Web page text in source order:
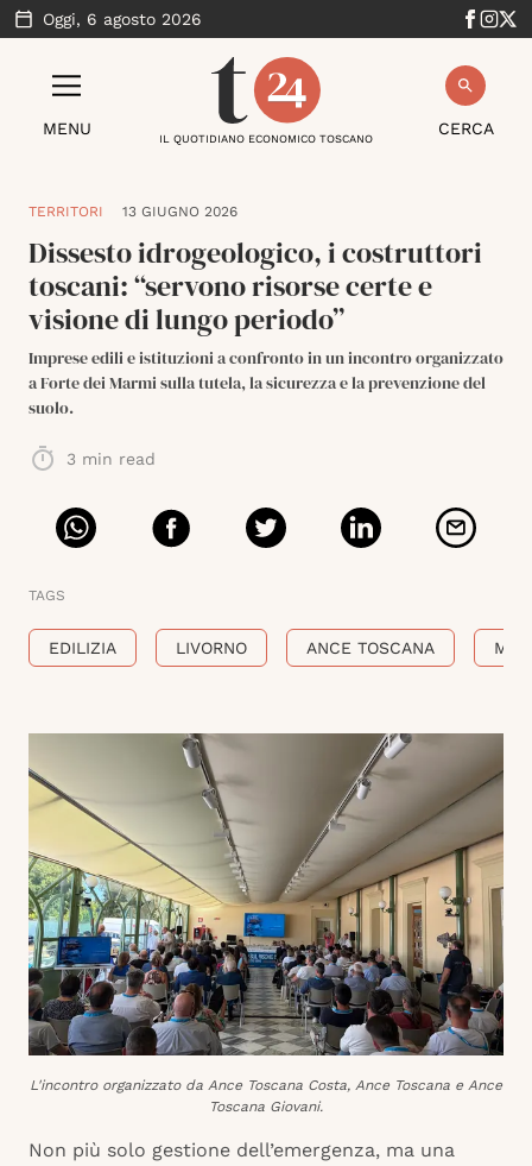
Oggi, 6 agosto 2026
MENU CERCA
IL QUOTIDIANO ECONOMICO TOSCANO
TERRITORI 13 GIUGNO 2026
Dissesto idrogeologico, i costruttori
toscani: “servono risorse certe e
visione di lungo periodo”
Imprese edili e istituzioni a confronto in un incontro organizzato
a Forte dei Marmi sulla tutela, la sicurezza e la prevenzione del
suolo.
3 min read
TAGS
EDILIZIA LIVORNO ANCE TOSCANA
L'incontro organizzato da Ance Toscana Costa, Ance Toscana e Ance
Toscana Giovani.
Non più solo gestione dell’emergenza, ma una